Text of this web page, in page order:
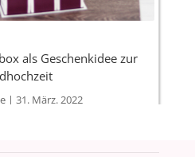
als Geschenkidee zur
| 31. März. 2022